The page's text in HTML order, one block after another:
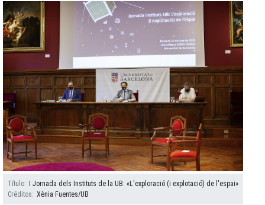
Título
I Jornada dels Instituts de la UB: «L'exploració (i explotació) de l'espai»
Créditos
Xènia Fuentes/UB